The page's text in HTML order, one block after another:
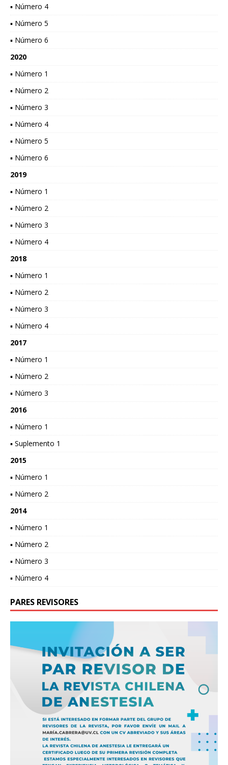
▪ Número 4
▪ Número 5
▪ Número 6
2020
▪ Número 1
▪ Número 2
▪ Número 3
▪ Número 4
▪ Número 5
▪ Número 6
2019
▪ Número 1
▪ Número 2
▪ Número 3
▪ Número 4
2018
▪ Número 1
▪ Número 2
▪ Número 3
▪ Número 4
2017
▪ Número 1
▪ Número 2
▪ Número 3
2016
▪ Número 1
▪ Suplemento 1
2015
▪ Número 1
▪ Número 2
2014
▪ Número 1
▪ Número 2
▪ Número 3
▪ Número 4
PARES REVISORES